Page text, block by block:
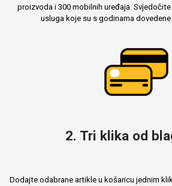
proizvoda i 300 mobilnih uređaja.
usluga koje su s godinama
2. Tri klika od
Dodajte odabrane artikle u košaricu jednim